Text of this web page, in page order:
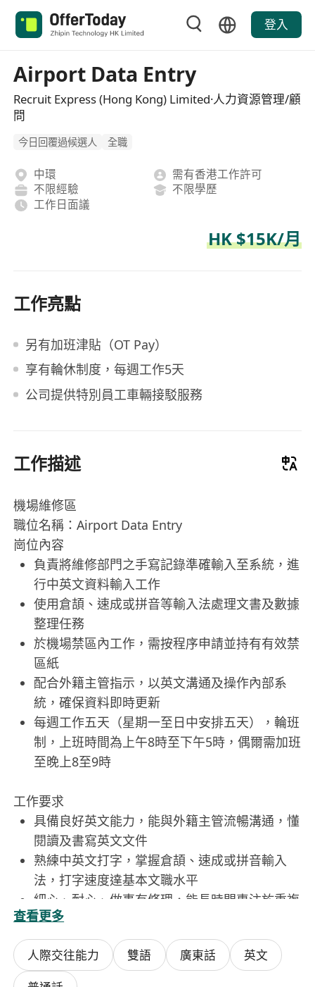
登入
Airport Data Entry
Recruit Express (Hong Kong) Limited·人力資源管理/顧
問
今日回覆過候選人 全職
中環
需有香港工作許可
不限經驗
不限學歷
工作日面議
HK $15K/月
工作亮點
另有加班津貼（OT Pay）
享有輪休制度，每週工作5天
公司提供特別員工車輛接駁服務
工作描述
機場維修區
職位名稱：Airport Data Entry
崗位內容
負責將維修部門之手寫記錄準確輸入至系統，進
行中英文資料輸入工作
使用倉頡、速成或拼音等輸入法處理文書及數據
整理任務
於機場禁區內工作，需按程序申請並持有有效禁
區紙
配合外籍主管指示，以英文溝通及操作內部系
統，確保資料即時更新
每週工作五天（星期一至日中安排五天），輪班
制，上班時間為上午8時至下午5時，偶爾需加班
至晚上8至9時
工作要求
具備良好英文能力，能與外籍主管流暢溝通，懂
閱讀及書寫英文文件
熟練中英文打字，掌握倉頡、速成或拼音輸入
法，打字速度達基本文職水平
細心、耐心、做事有條理，能長時間專注於重複
性資料輸入工作
具全職行政或文書工作經驗者優先考慮
可立即上班者將獲優先考慮；居住於東湧或屯門
友愛區者尤佳，方便搭乘特別員工接駁車進入機
查看更多
人際交往能力 雙語 廣東話
英文